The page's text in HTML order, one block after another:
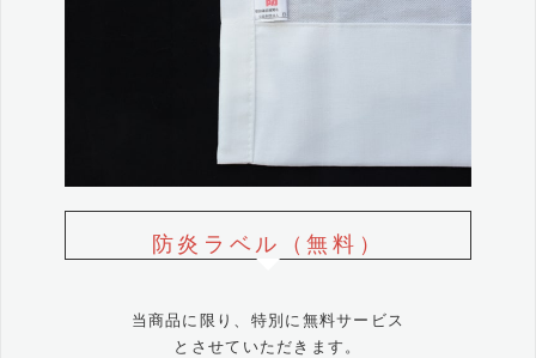
防炎ラベル（無料）
当商品に限り、特別に無料サービス
とさせていただきます。